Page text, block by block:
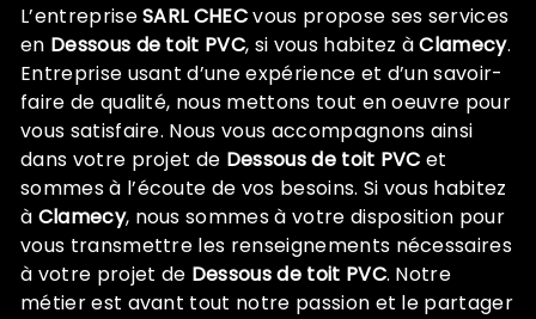
L’entrepriseSARL CHECvous propose ses services
en Dessous de toit PVC, si vous habitez àClamecy.
Entreprise usant d’une expérience et d’un savoir-
faire de qualité, nous mettons tout en oeuvre pour
vous satisfaire. Nous vous accompagnons ainsi
dans votre projet de Dessous de toit PVC et
sommes à l’écoute de vos besoins. Si vous habitez
à Clamecy, nous sommes à votre disposition pour
vous transmettre les renseignements nécessaires
à votre projet de Dessous de toit PVC. Notre
métier est avant tout notre passion et le partager